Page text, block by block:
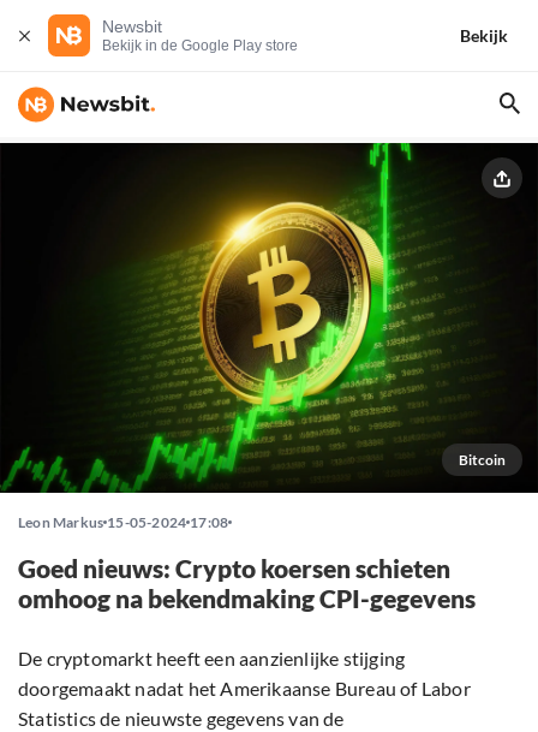
Newsbit
Bekijk in de Google Play store
Bekijk
Bitcoin
Leon Markus 15-05-2024 17:08
Goed nieuws: Crypto koersen schieten
omhoog na bekendmaking CPI-gegevens
De cryptomarkt heeft een aanzienlijke stijging
doorgemaakt nadat het Amerikaanse Bureau of Labor
Statistics de nieuwste gegevens van de